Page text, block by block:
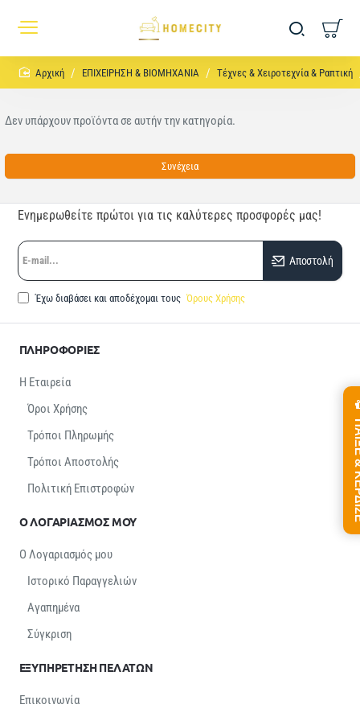
homeΕΠΙΧΕΙΡΗΣΗ & ΒΙΟΜΗΧΑΝΙΑ Τέχνες & Χειροτεχνία & Ραπτική
Δεν υπάρχουν προϊόντα σε αυτήν την κατηγορία.
Συνέχεια
Ενημερωθείτε πρώτοι για τις καλύτερες προσφορές μας!
E-
mail...
Αποστολή
Έχω διαβάσει και αποδέχομαι τους Όρους Χρήσης
ΠΛΗΡΟΦΟΡΙΕΣ
Η Εταιρεία
Όροι Χρήσης
Τρόποι Πληρωμής
Τρόποι Αποστολής
Πολιτική Επιστροφών
Ο ΛΟΓΑΡΙΑΣΜΟΣ ΜΟΥ
Ο Λογαριασμός μου
Ιστορικό Παραγγελιών
Αγαπημένα
Σύγκριση
ΕΞΥΠΗΡΕΤΗΣΗ ΠΕΛΑΤΩΝ
Επικοινωνία